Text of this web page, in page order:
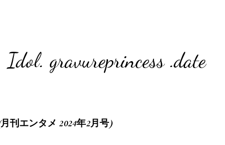
Idol. gravureprincess .date
刊エンタメ 2024年2月号)